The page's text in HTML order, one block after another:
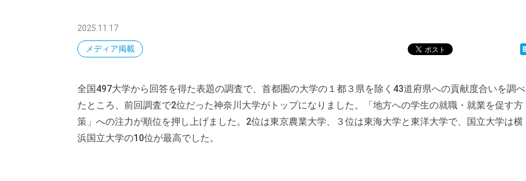
2025.11.17
メディア掲載
全国497大学から回答を得た表題の調査で、首都圏の大学の１都３県を除く43道府県への貢献度合いを調べ
たところ、前回調査で2位だった神奈川大学がトップになりました。「地方への学生の就職・就業を促す方
策」への注力が順位を押し上げました。2位は東京農業大学、３位は東海大学と東洋大学で、国立大学は横
浜国立大学の10位が最高でした。